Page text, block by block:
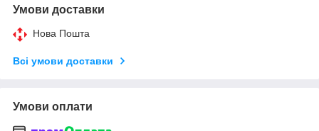
Умови доставки
Нова Пошта
Всі умови доставки
Умови оплати